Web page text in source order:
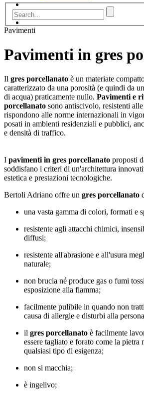
CONTATTI
Pavimenti
Pavimenti in gres
Il gres porcellanato è un materiate
caratterizzato da una porosità (e quindi da
di acqua) praticamente nullo. Pavimenti e
porcellanato sono antiscivolo, resistenti
rispondono alle norme internazionali in
posati in ambienti residenziali e pubblici,
e densità di traffico.
I pavimenti in gres porcellanato proposti
soddisfano i criteri di un'architettura
estetica e prestazioni tecnologiche.
Bertoli Adriano offre un gres porcellanato
una vasta gamma di colori, formati e
resistente agli attacchi chimici,
diffusi;
resistente all'abrasione e all'usura
naturale;
non brucia né produce gas o fumi
esposizione alla fiamma;
facilmente pulibile in quando non
causa di allergie e disturbi alla
il gres porcellanato è facilmente
essere tagliato e forato come la pietra
qualsiasi tipo di esigenza;
non si macchia;
è ingelivo;